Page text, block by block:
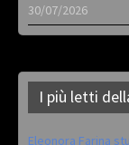
30/07/2026
I più letti
Eleonora Farina